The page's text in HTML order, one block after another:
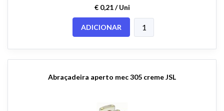
€ 0,21 / Uni
ADICIONAR
Abraçadeira aperto mec 305 creme JSL